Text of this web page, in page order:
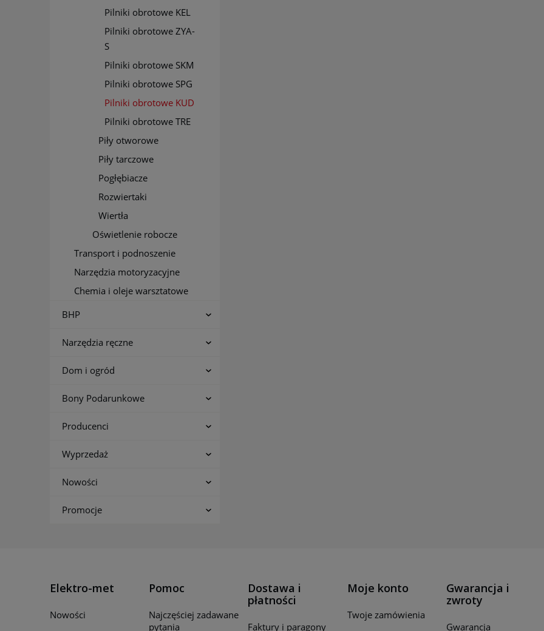
Pilniki obrotowe KEL
Pilniki obrotowe ZYA-
S
Pilniki obrotowe SKM
Pilniki obrotowe SPG
Pilniki obrotowe KUD
Pilniki obrotowe TRE
Piły otworowe
Piły tarczowe
Pogłębiacze
Rozwiertaki
Wiertła
Oświetlenie robocze
Transport i podnoszenie
Narzędzia motoryzacyjne
Chemia i oleje warsztatowe
BHP
Narzędzia ręczne
Dom i ogród
Bony Podarunkowe
Producenci
Wyprzedaż
Nowości
Promocje
Elektro-met
Nowości
Pomoc
Najczęściej zadawane
pytania
Dostawa i
płatności
Faktury i paragony
Moje konto
Twoje zamówienia
Gwarancja i
zwroty
Gwarancja